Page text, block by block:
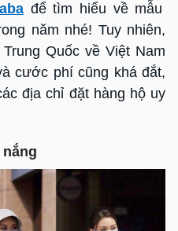
để tìm hiểu về mẫu
năm nhé! Tuy nhiên,
Quốc về Việt Nam
cước phí cũng khá đắt,
địa chỉ đặt hàng hộ uy